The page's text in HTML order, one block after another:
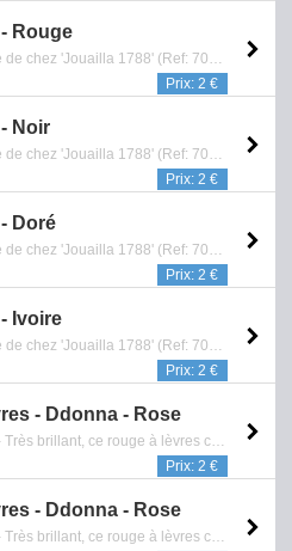
Rouge
Ecrin vide poche de chez 'Jouailla 1788' (Ref: 701 525) en plastique grainé rouge - Dimensions: 6 x 6 x 2.1 cm - intérieur mousse blanche - Reference: 0901.343.1112
Prix: 2 €
Noir
Ecrin vide poche de chez 'Jouailla 1788' (Ref: 701 901) en plastique grainé noir opaque - Dimensions: 4 x 4 x 1.9 cm - intérieur mousse noire - Reference: 0901.349.1112
Prix: 2 €
Doré
Ecrin vide poche de chez 'Jouailla 1788' (Ref: 702 238) en plastique doré mat - Dimensions: 4 x 4 x 1.9 cm - intérieur mousse blanche - Reference: 0901.355.1112
Prix: 2 €
Ivoire
Ecrin vide poche de chez 'Jouailla 1788' (Ref: 701 186) en plastique ivoire métallisé - Dimensions: 4 x 4 x 1.8 cm - intérieur coton - Reference: 0901.358.1112
Prix: 2 €
- Ddonna - Rose
Rouge à lèvres - Très brillant, ce rouge à lèvres crémeux permet d’obtenir un maquillage très sophistiqué. Sa bonne couvrance, alliée à une couleur intense lui permet d’illuminer le visage. Sa texture très douce et hydratante procure un confort immédiat aux lèvres et une grande douceur. Ce rouge à lèvres se décline en plusieurs teintes très féminines et tendances. - (Ref: 12119_6) - Gamme de chez 'Cosmetic Line' - Reference: 2114.024.0415
Prix: 2 €
- Ddonna - Rose
Rouge à lèvres - Très brillant, ce rouge à lèvres crémeux permet d’obtenir un maquillage très sophistiqué. Sa bonne couvrance, alliée à une couleur intense lui permet d’illuminer le visage. Sa texture très douce et hydratante procure un confort immédiat aux lèvres et une grande douceur. Ce rouge à lèvres se décline en plusieurs teintes très féminines et tendances. - (Ref: 12119_5) - Gamme de chez 'Cosmetic Line' - Reference: 2114.023.0415